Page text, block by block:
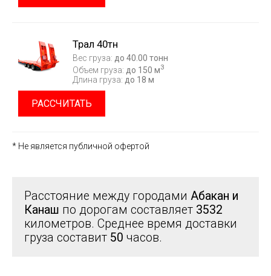
Трал 40тн
Вес груза: до 40.00 тонн
Объем груза: до 150 м3
Длина груза: до 18 м
РАССЧИТАТЬ
* Не является публичной офертой
Расстояние между городами Абакан и
Канаш по дорогам составляет 3532
километров. Среднее время доставки
груза составит 50 часов.